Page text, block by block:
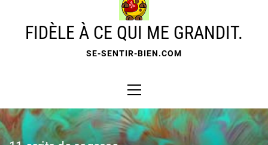
FIDÈLE À CE QUI ME GRANDIT.
SE-SENTIR-BIEN.COM
Menu